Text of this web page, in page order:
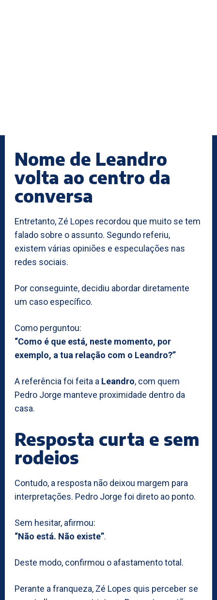
Nome de Leandro
volta ao centro da
conversa
Entretanto, Zé Lopes recordou que muito se tem
falado sobre o assunto. Segundo referiu,
existem várias opiniões e especulações nas
redes sociais.
Por conseguinte, decidiu abordar diretamente
um caso específico.
Como perguntou:
“Como é que está, neste momento, por
exemplo, a tua relação com o Leandro?”
A referência foi feita a Leandro, com quem
Pedro Jorge manteve proximidade dentro da
casa.
Resposta curta e sem
rodeios
Contudo, a resposta não deixou margem para
interpretações. Pedro Jorge foi direto ao ponto.
Sem hesitar, afirmou:
“Não está. Não existe”.
Deste modo, confirmou o afastamento total.
Perante a franqueza, Zé Lopes quis perceber se